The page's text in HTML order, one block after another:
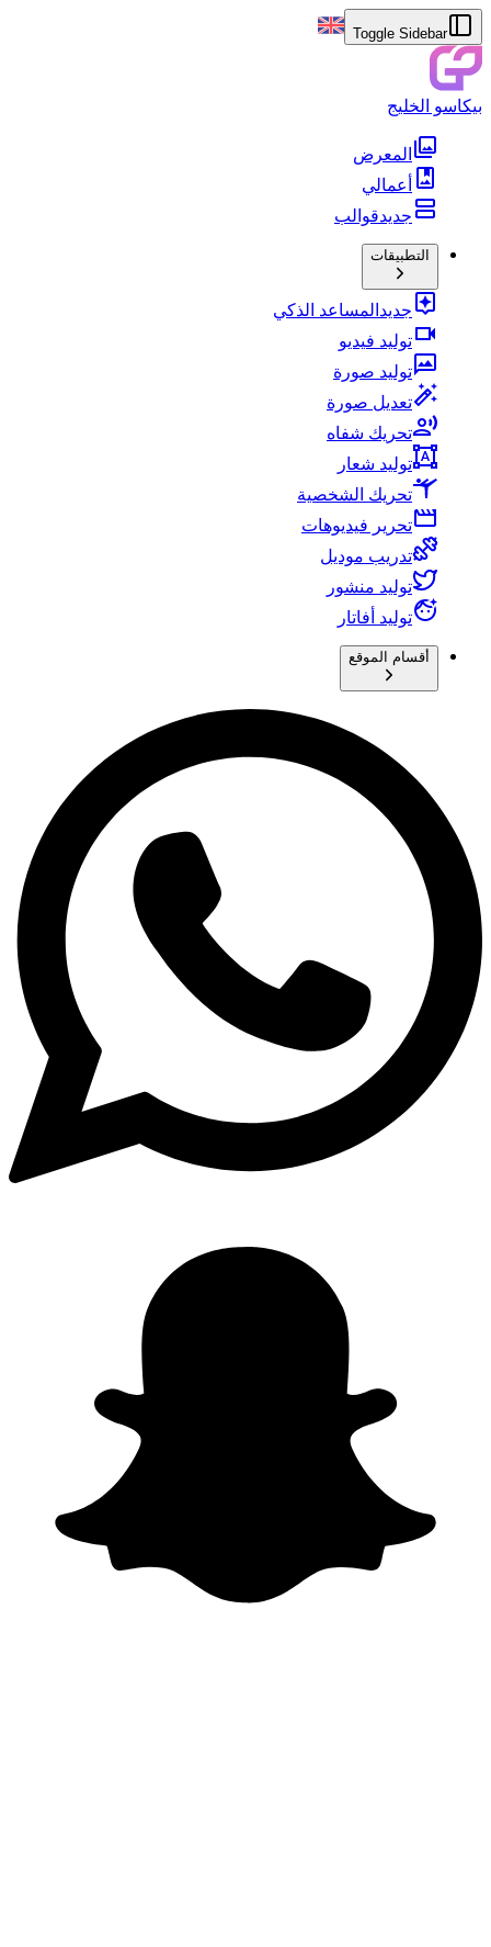
Toggle Sidebar
بيكاسو الخليج
المعرض
أعمالي
جديدقوالب
التطبيقات
جديد المساعد الذكي
توليد فيديو
توليد صورة
تعديل صورة
تحريك شفاه
توليد شعار
تحريك الشخصية
تحرير فيديوهات
تدريب موديل
توليد منشور
توليد أفاتار
أقسام الموقع